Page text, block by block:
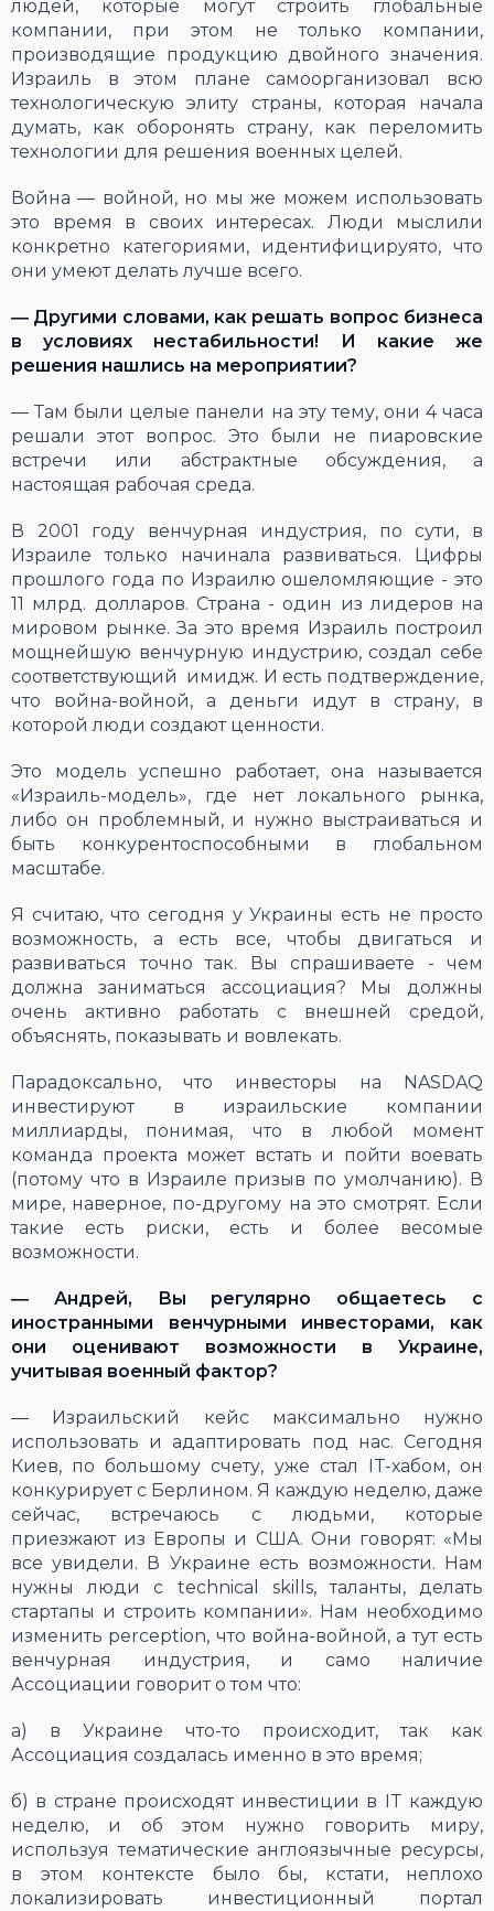
людей, которые могут строить глобальные
компании, при этом не только компании,
производящие продукцию двойного значения.
Израиль в этом плане самоорганизовал всю
технологическую элиту страны, которая начала
думать, как оборонять страну, как переломить
технологии для решения военных целей.
Война ― войной, но мы же можем использовать
это время в своих интересах. Люди мыслили
конкретно категориями, идентифицируято, что
они умеют делать лучше всего.
― Другими словами, как решать вопрос бизнеса
в условиях нестабильности! И какие же
решения нашлись на мероприятии?
― Там были целые панели на эту тему, они 4 часа
решали этот вопрос. Это были не пиаровские
встречи или абстрактные обсуждения, а
настоящая рабочая среда.
В 2001 году венчурная индустрия, по сути, в
Израиле только начинала развиваться. Цифры
прошлого года по Израилю ошеломляющие - это
11 млрд. долларов. Страна - один из лидеров на
мировом рынке. За это время Израиль построил
мощнейшую венчурную индустрию, создал себе
соответствующий имидж. И есть подтверждение,
что война-войной, а деньги идут в страну, в
которой люди создают ценности.
Это модель успешно работает, она называется
«Израиль-модель», где нет локального рынка,
либо он проблемный, и нужно выстраиваться и
быть конкурентоспособными в глобальном
масштабе.
Я считаю, что сегодня у Украины есть не просто
возможность, а есть все, чтобы двигаться и
развиваться точно так. Вы спрашиваете - чем
должна заниматься ассоциация? Мы должны
очень активно работать с внешней средой,
объяснять, показывать и вовлекать.
Парадоксально, что инвесторы на NASDAQ
инвестируют в израильские компании
миллиарды, понимая, что в любой момент
команда проекта может встать и пойти воевать
(потому что в Израиле призыв по умолчанию). В
мире, наверное, по-другому на это смотрят. Если
такие есть риски, есть и более весомые
возможности.
―
Андрей, Вы регулярно общаетесь с
иностранными венчурными инвесторами, как
они оценивают возможности в Украине,
учитывая военный фактор?
― Израильский кейс максимально нужно
использовать и адаптировать под нас. Сегодня
Киев, по большому счету, уже стал IT-хабом, он
конкурирует с Берлином. Я каждую неделю, даже
сейчас, встречаюсь с людьми, которые
приезжают из Европы и США. Они говорят: «Мы
все увидели. В Украине есть возможности. Нам
нужны люди с technical skills, таланты, делать
стартапы и строить компании». Нам необходимо
изменить perception, что война-войной, а тут есть
венчурная индустрия, и само наличие
Ассоциации говорит о том что:
а) в Украине что-то происходит, так как
Ассоциация создалась именно в это время;
б) в стране происходят инвестиции в IT каждую
неделю, и об этом нужно говорить миру,
используя тематические англоязычные ресурсы,
в этом контексте было бы, кстати, неплохо
локализировать инвестиционный портал